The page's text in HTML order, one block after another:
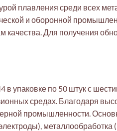
плавления среди всех
и оборонной
Для получения
упаковке по 50 штук с
средах. Благодаря
промышленности.